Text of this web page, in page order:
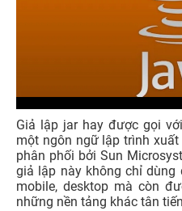
Giả lập jar hay được gọi
một ngôn ngữ lập trình
phân phối bởi Sun
giả lập này không chỉ dùng
mobile, desktop mà còn
những nền tảng khác tân